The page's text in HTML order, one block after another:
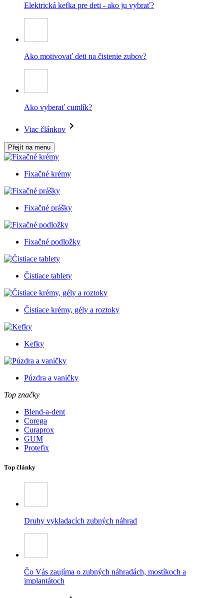
Elektrická kefka pre deti - ako ju vybrať?
Ako motivovať deti na čistenie zubov?
Ako vyberať cumlík?
Viac článkov
Přejít na menu
Fixačné krémy
Fixačné prášky
Fixačné podložky
Čistiace tablety
Čistiace krémy, gély a roztoky
Kefky
Púzdra a vaničky
Top značky
Blend-a-dent
Corega
Curaprox
GUM
Protefix
Top články
Druhy vykladacích zubných náhrad
Čo Vás zaujíma o zubných náhradách, mostíkoch a
implantátoch